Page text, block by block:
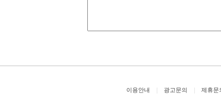
이용안내 광고문의 제휴문